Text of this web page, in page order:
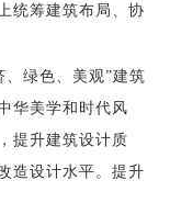
统筹建筑布局、协
、绿色、美观”建筑
华美学和时代风
提升建筑设计质
造设计水平。提升